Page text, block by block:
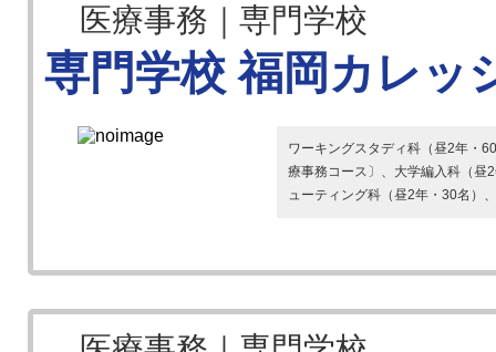
医療事務｜専門学校
専門学校 福岡カレッ
ワーキングスタディ科（昼2年・
療事務コース〕、大学編入科（昼
ューティング科（昼2年・30名）